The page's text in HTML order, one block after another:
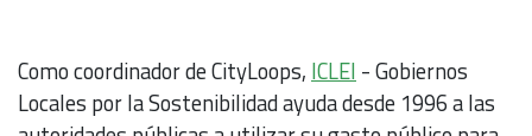
Como coordinador de CityLoops, ICLEI - Gobiernos
Locales por la Sostenibilidad ayuda desde 1996 a las